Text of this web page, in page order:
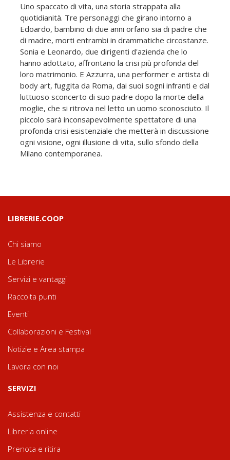
Uno spaccato di vita, una storia strappata alla
quotidianità. Tre personaggi che girano intorno a
Edoardo, bambino di due anni orfano sia di padre che
di madre, morti entrambi in drammatiche circostanze.
Sonia e Leonardo, due dirigenti d'azienda che lo
hanno adottato, affrontano la crisi più profonda del
loro matrimonio. E Azzurra, una performer e artista di
body art, fuggita da Roma, dai suoi sogni infranti e dal
luttuoso sconcerto di suo padre dopo la morte della
moglie, che si ritrova nel letto un uomo sconosciuto. Il
piccolo sarà inconsapevolmente spettatore di una
profonda crisi esistenziale che metterà in discussione
ogni visione, ogni illusione di vita, sullo sfondo della
Milano contemporanea.
LIBRERIE.COOP
Chi siamo
Le Librerie
Servizi e vantaggi
Raccolta punti
Eventi
Collaborazioni e Festival
Notizie e Area stampa
Lavora con noi
SERVIZI
Assistenza e contatti
Libreria online
Prenota e ritira